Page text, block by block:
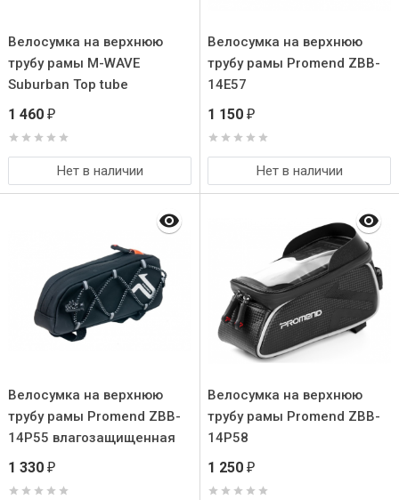
Велосумка на верхнюю
трубу рамы M-WAVE
Suburban Top tube
1 460 ₽
Нет в наличии
Велосумка на верхнюю
трубу рамы Promend ZBB-
14E57
1 150 ₽
Нет в наличии
Велосумка на верхнюю
трубу рамы Promend ZBB-
14P55 влагозащищенная
1 330 ₽
Велосумка на верхнюю
трубу рамы Promend ZBB-
14P58
1 250 ₽